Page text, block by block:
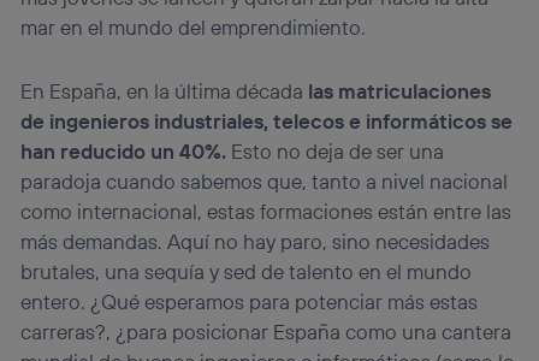
mar en el mundo del emprendimiento.
En España, en la última década las matriculaciones
de ingenieros industriales, telecos e informáticos se
han reducido un 40%. Esto no deja de ser una
paradoja cuando sabemos que, tanto a nivel nacional
como internacional, estas formaciones están entre las
más demandas. Aquí no hay paro, sino necesidades
brutales, una sequía y sed de talento en el mundo
entero. ¿Qué esperamos para potenciar más estas
carreras?, ¿para posicionar España como una cantera